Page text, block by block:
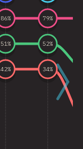
86% 79%
42% 34%
51% 52%